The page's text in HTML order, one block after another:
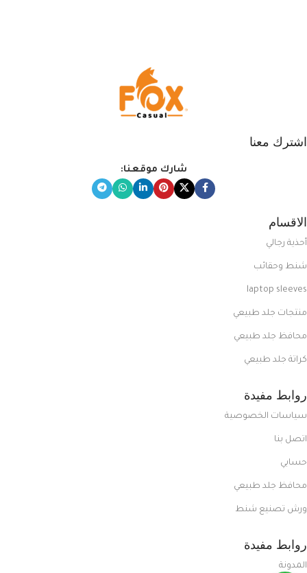
اشترك معنا
شارك موقعنا:
الاقسام
أحذية رجالي
شنط وحقائب
laptop sleeves
منتجات جلد طبيعي
محافظ جلد طبيعي
كراتة جلد طبيعي
روابط مفيدة
سياسات الخصوصية
اتصل بنا
حسابي
محافظ جلد طبيعي
ورش تصنيع شنط
روابط مفيدة
المدونة